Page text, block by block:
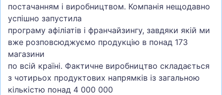
постачанням і виробництвом. Компанія нещодавно
успішно запустила
програму афіліатів і франчайзингу, завдяки якій ми
вже розповсюджуємо продукцію в понад 173
магазини
по всій країні. Фактичне виробництво складається
з чотирьох продуктових напрямків із загальною
кількістю понад 4 000 000